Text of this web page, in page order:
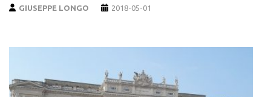
GIUSEPPE LONGO 2018-05-01